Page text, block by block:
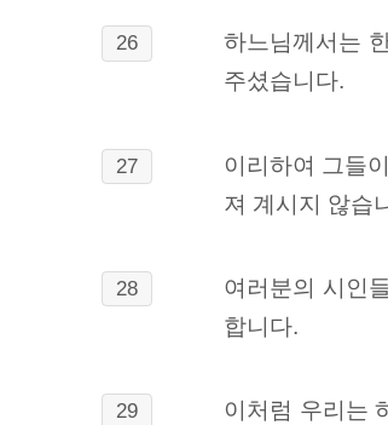
26
하느님께서는
주셨습니다.
27
이리하여 그들
져 계시지 않습
28
여러분의 시인
합니다.
29
이처럼 우리는